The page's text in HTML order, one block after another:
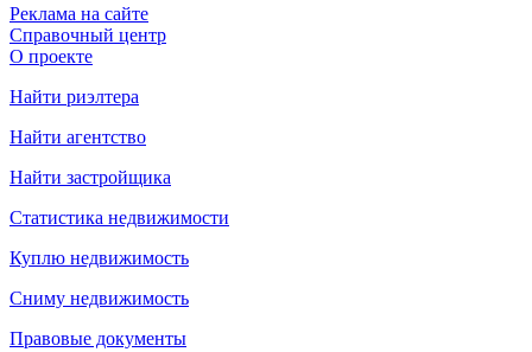
Реклама на сайте
Справочный центр
О проекте
Найти риэлтера
Найти агентство
Найти застройщика
Статистика недвижимости
Куплю недвижимость
Сниму недвижимость
Правовые документы